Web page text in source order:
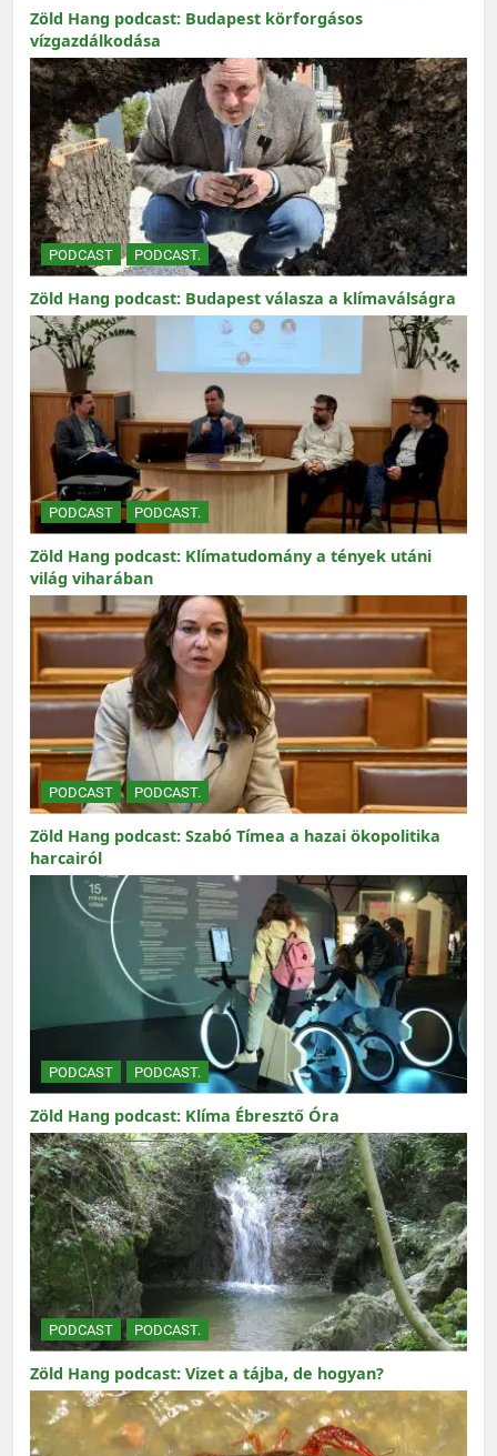
Zöld Hang podcast: Budapest körforgásos
vízgazdálkodása
PODCAST PODCAST.
Zöld Hang podcast: Budapest válasza a klímaválságra
PODCAST PODCAST.
Zöld Hang podcast: Klímatudomány a tények utáni
világ viharában
PODCAST PODCAST.
Zöld Hang podcast: Szabó Tímea a hazai ökopolitika
harcairól
PODCAST PODCAST.
Zöld Hang podcast: Klíma Ébresztő Óra
PODCAST PODCAST.
Zöld Hang podcast: Vizet a tájba, de hogyan?